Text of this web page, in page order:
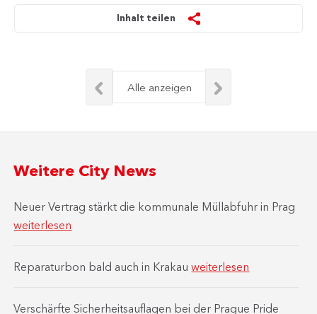
Inhalt teilen
Alle anzeigen
Weitere City News
Neuer Vertrag stärkt die kommunale Müllabfuhr in Prag
weiterlesen
Reparaturbon bald auch in Krakauweiterlesen
Verschärfte Sicherheitsauflagen bei der Prague Pride